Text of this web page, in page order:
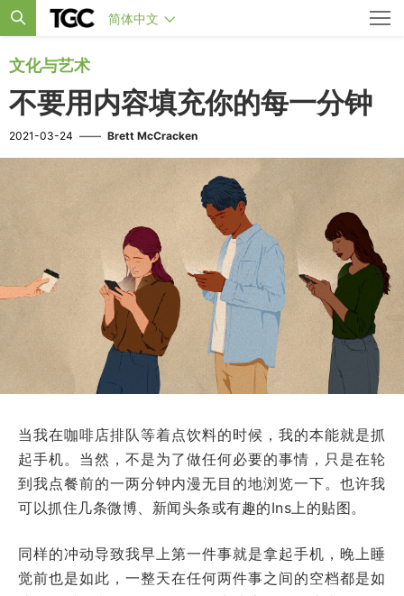
简体中文
文化与艺术
不要用内容填充你的每一分钟
2021-03-24 —— Brett McCracken
当我在咖啡店排队等着点饮料的时候，我的本能就是抓
起手机。当然，不是为了做任何必要的事情，只是在轮
到我点餐前的一两分钟内漫无目的地浏览一下。也许我
可以抓住几条微博、新闻头条或有趣的Ins上的贴图。
同样的冲动导致我早上第一件事就是拿起手机，晚上睡
觉前也是如此，一整天在任何两件事之间的空档都是如